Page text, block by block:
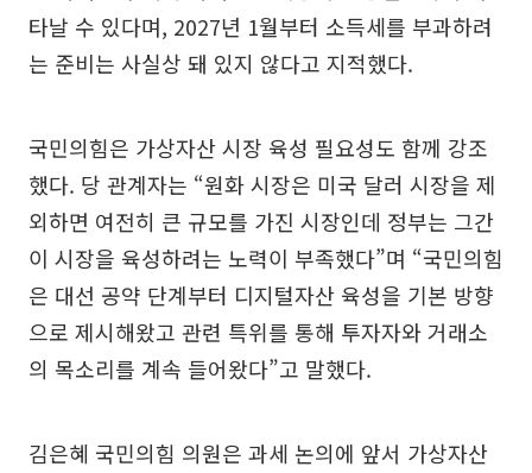
타날 수 있다며, 2027년 1월부터 소득세를 부과하려
는 준비는 사실상 돼 있지 않다고 지적했다.
국민의힘은 가상자산 시장 육성 필요성도 함께 강조
했다. 당 관계자는 “원화 시장은 미국 달러 시장을 제
외하면 여전히 큰 규모를 가진 시장인데 정부는 그간
이 시장을 육성하려는 노력이 부족했다”며 “국민의힘
은 대선 공약 단계부터 디지털자산 육성을 기본 방향
으로 제시해왔고 관련 특위를 통해 투자자와 거래소
의 목소리를 계속 들어왔다”고 말했다.
김은혜 국민의힘 의원은 과세 논의에 앞서 가상자산